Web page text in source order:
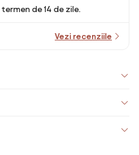
de 14 de zile.
Vezi recenziile